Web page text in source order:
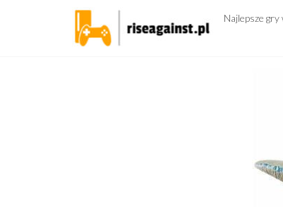
Najlepsze